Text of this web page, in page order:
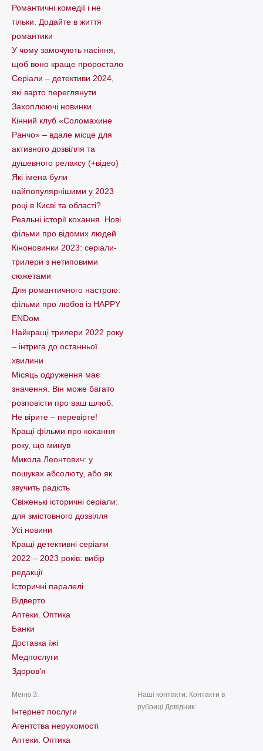
Романтичні комедії і не
тільки. Додайте в життя
романтики
У чому замочують насіння,
щоб воно краще проростало
Серіали – детективи 2024,
які варто пеpеглянути.
Захоплюючі новинки
Кінний клуб «Соломахине
Ранчо» – вдале місце для
активного дозвілля та
душевного релаксу (+відео)
Які імена були
найпопулярнішими у 2023
році в Києві та області?
Реальні історії кохання. Нові
фільми про відомих людей
Кіноновинки 2023: серіали-
трилери з нетиповими
сюжетами
Для романтичного настрою:
фільми про любов із HAPPY
ENDом
Найкращі трилери 2022 року
– інтрига до останньої
хвилини
Місяць одруження має
значення. Він може багато
розповісти про ваш шлюб.
Не вірите – перевірте!
Кращі фільми про кохання
року, що минув
Микола Леонтович: у
пошуках абсолюту, або як
звучить радість
Свіженькі історичні серіали:
для змістовного дозвілля
Усі новини
Кращі детективні серіали
2022 – 2023 років: вибір
редакції
Історичні паралелі
Відверто
Аптеки. Оптика
Банки
Доставка їжі
Медпослуги
Здоров’я
Меню 3:
Інтернет послуги
Агентства нерухомості
Аптеки. Оптика
Наші контакти: Контакти в
рубриці Довідник: